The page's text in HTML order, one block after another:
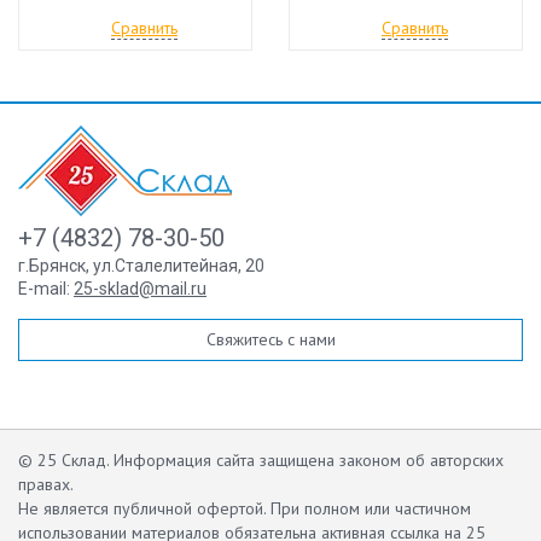
Сравнить Сравнить
+7 (4832) 78-30-50
г.Брянск, ул.Сталелитейная, 20
E-mail: 25-sklad@mail.ru
Свяжитесь с нами
© 25 Склад. Информация сайта защищена законом об авторских
правах.
Не является публичной офертой. При полном или частичном
использовании материалов обязательна активная ссылка на 25